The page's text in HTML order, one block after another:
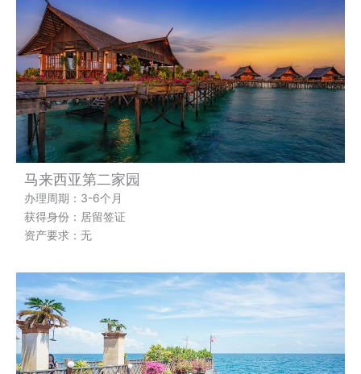
马来西亚第二家园
办理周期：3-6个月
获得身份：居留签证
资产要求：无